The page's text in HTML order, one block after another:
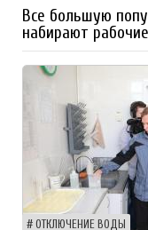
Все большую
набирают
ОТКЛЮЧЕНИЕ ВОДЫ